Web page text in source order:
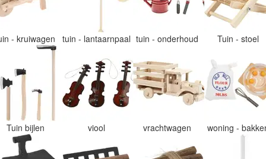
- kruiwagen tuin - lantaarnpaal tuin - onderhoud Tuin - stoel
Tuin bijlen viool vrachtwagen woning -